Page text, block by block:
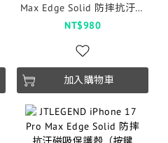
Max Edge Solid 防摔抗汙磁
吸保護殼（按鍵版）-霧藍
NT$980
加入購物車